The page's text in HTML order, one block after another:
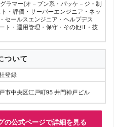
ラマー(オ－プン系・パッケ－ジ・制
・評価・サーバーエンジニア・ネッ
セールスエンジニア・ヘルプデス
ト・運用管理・保守・その他IT・技
ついて
登録
市中央区江戸町95 井門神戸ビル
の公式ページで詳細を見る